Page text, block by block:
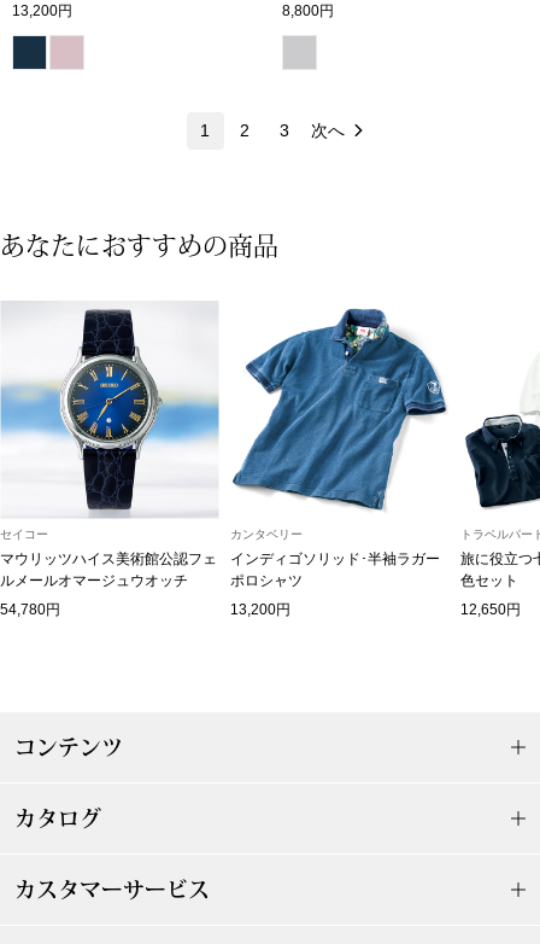
帽子
マフラー／ス
スカーフ／ス
手袋
サングラス／
13,200円 8,800円
1 2 3 次へ
あなたにおすすめの商品
セイコー
マウリッツハイス美術館公認フェ
ルメールオマージュウオッチ
54,780円
カンタベリー
インディゴソリッド･半袖ラガー
ポロシャツ
13,200円
トラベルパー
旅に役立つ
色セット
12,650円
コンテンツ
カタログ
カスタマーサービス